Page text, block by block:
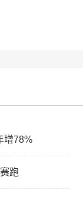
增78%
跑